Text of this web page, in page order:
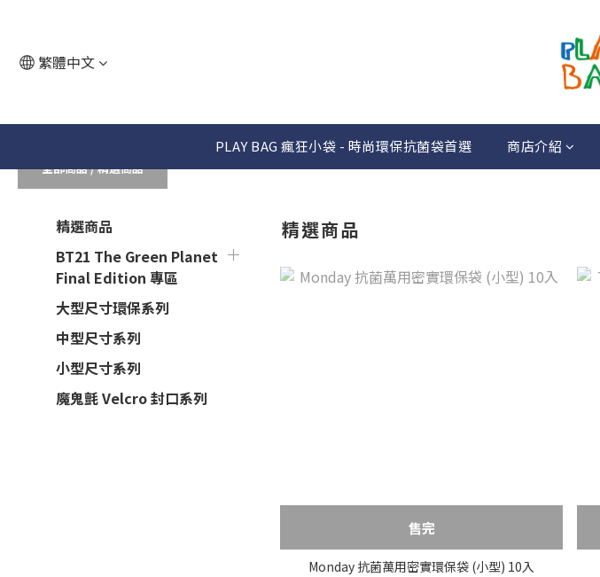
繁體中文
PLAY BAG 瘋狂小袋 - 時尚環保抗菌袋首選 商店介紹
全部商品/精選商品
精選商品
BT21 The Green Planet
Final Edition 專區
大型尺寸環保系列
中型尺寸系列
小型尺寸系列
魔鬼氈 Velcro 封口系列
精選商品
售完
Monday 抗菌萬用密實環保袋 (小型) 10入